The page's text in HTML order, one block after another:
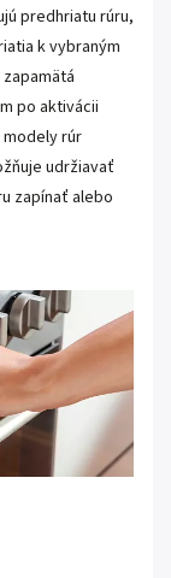
predhriatu rúru,
k vybraným
po aktivácii
rúr
udržiavať
zapínať alebo